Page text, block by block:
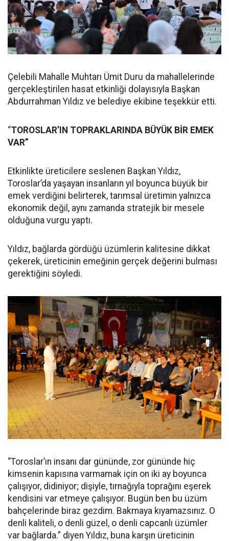
Çelebili Mahalle Muhtarı Ümit Duru da mahallelerinde
gerçekleştirilen hasat etkinliği dolayısıyla Başkan
Abdurrahman Yıldız ve belediye ekibine teşekkür etti.
“TOROSLAR’IN TOPRAKLARINDA BÜYÜK BİR EMEK
VAR”
Etkinlikte üreticilere seslenen Başkan Yıldız,
Toroslar’da yaşayan insanların yıl boyunca büyük bir
emek verdiğini belirterek, tarımsal üretimin yalnızca
ekonomik değil, aynı zamanda stratejik bir mesele
olduğuna vurgu yaptı.
Yıldız, bağlarda gördüğü üzümlerin kalitesine dikkat
çekerek, üreticinin emeğinin gerçek değerini bulması
gerektiğini söyledi.
“Toroslar’ın insanı dar gününde, zor gününde hiç
kimsenin kapısına varmamak için on iki ay boyunca
çalışıyor, didiniyor; dişiyle, tırnağıyla toprağını eşerek
kendisini var etmeye çalışıyor. Bugün ben bu üzüm
bahçelerinde biraz gezdim. Bakmaya kıyamazsınız. O
denli kaliteli, o denli güzel, o denli capcanlı üzümler
var bağlarda.” diyen Yıldız, buna karşın üreticinin